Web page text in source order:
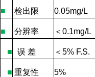
■ 检出限 0.05mg/L
■ 分辨率 ＜ 0.1mg/L
■ 误 差 ＜ 5% F.S.
■ 重复性 5%